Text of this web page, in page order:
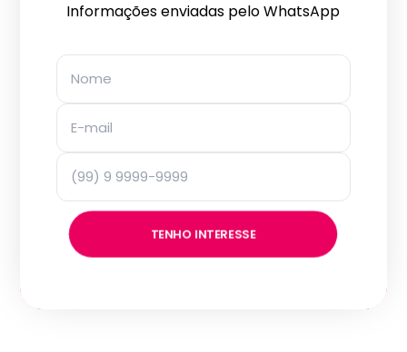
Informações enviadas pelo WhatsApp
TENHO INTERESSE